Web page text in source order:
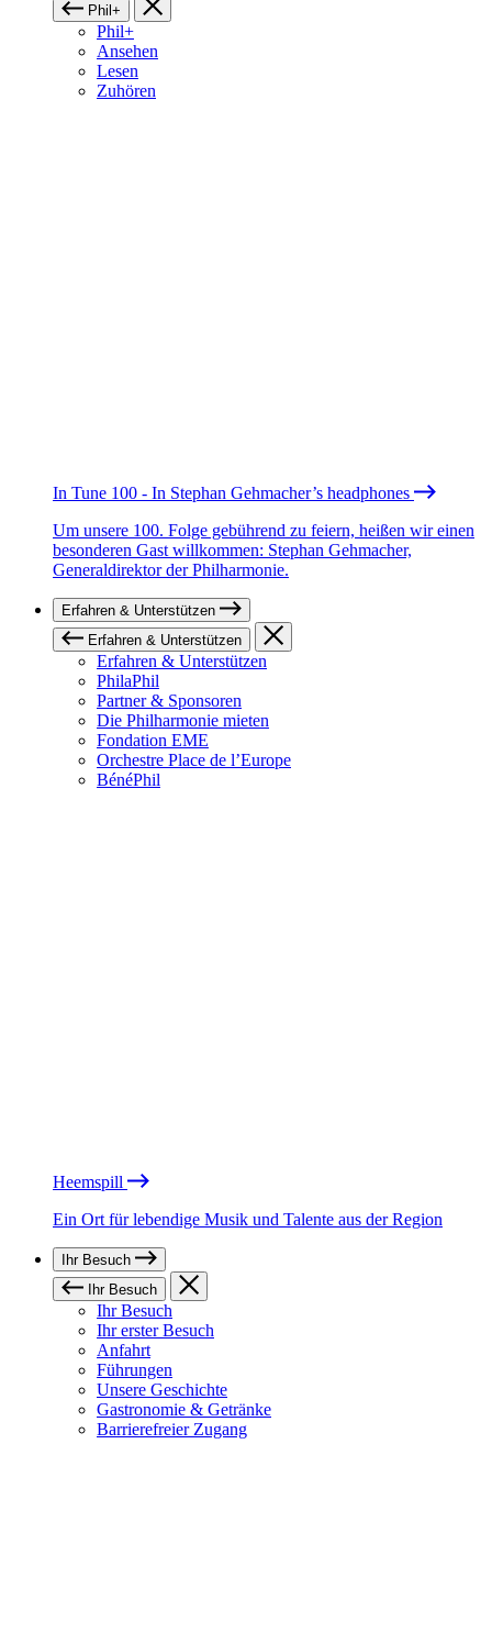
Phil+
Phil+
Ansehen
Lesen
Zuhören
In Tune 100 - In Stephan Gehmacher’s headphones
Um unsere 100. Folge gebührend zu feiern, heißen wir einen
besonderen Gast willkommen: Stephan Gehmacher,
Generaldirektor der Philharmonie.
Erfahren & Unterstützen
Erfahren & Unterstützen
Erfahren & Unterstützen
PhilaPhil
Partner & Sponsoren
Die Philharmonie mieten
Fondation EME
Orchestre Place de l’Europe
BénéPhil
Heemspill
Ein Ort für lebendige Musik und Talente aus der Region
Ihr Besuch
Ihr Besuch
Ihr Besuch
Ihr erster Besuch
Anfahrt
Führungen
Unsere Geschichte
Gastronomie & Getränke
Barrierefreier Zugang